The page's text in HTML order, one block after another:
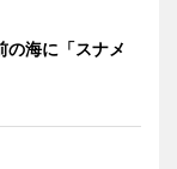
の海に「スナメ